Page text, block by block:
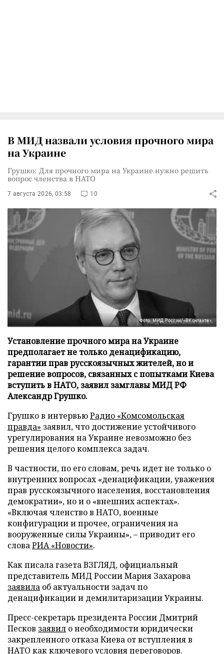
В МИД назвали условия прочного мира
на Украине
Грушко: Для прочного мира на Украине нужно решить
вопрос членства в НАТО
7 августа 2026, 03:58 10
Фото: МИД России/«ВКонтакте»
Установление прочного мира на Украине
предполагает не только денацификацию,
гарантии прав русскоязычных жителей, но и
решение вопросов, связанных с попытками Киева
вступить в НАТО, заявил замглавы МИД РФ
Александр Грушко.
Грушко в интервьюРадио «Комсомольская
правда» заявил, что достижение устойчивого
урегулирования на Украине невозможно без
решения целого комплекса задач.
В частности, по его словам, речь идет не только о
внутренних вопросах «денацификации, уважения
прав русскоязычного населения, восстановления
демократии», но и о «внешних аспектах».
«Включая членство в НАТО, военные
конфигурации и прочее, ограничения на
вооруженные силы Украины», – приводит его
словаРИА «Новости».
Как писала газета ВЗГЛЯД, официальный
представитель МИД России Мария Захарова
заявила об актуальности задач по
денацификации и демилитаризации Украины.
Пресс-секретарь президента России Дмитрий
Песков заявил о необходимости юридически
закрепленного отказа Киева от вступления в
НАТО как ключевого условия переговоров.